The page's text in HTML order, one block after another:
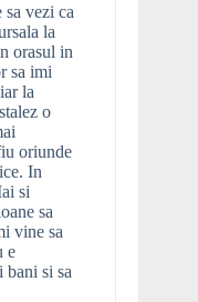
vezi ca
la
orasul in
sa imi
la
o
oriunde
In
si
sa
vine sa
e
si sa